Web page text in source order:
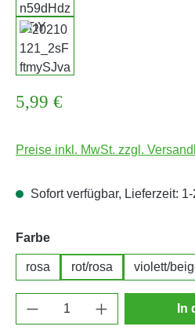
Regulärer Preis:
5,99 €
Preise inkl. MwSt. zzgl.
Sofort verfügbar, Lieferzeit:
Farbeauswählen
rosa rot/rosa violett/
Produkt Anzahl: Gib In